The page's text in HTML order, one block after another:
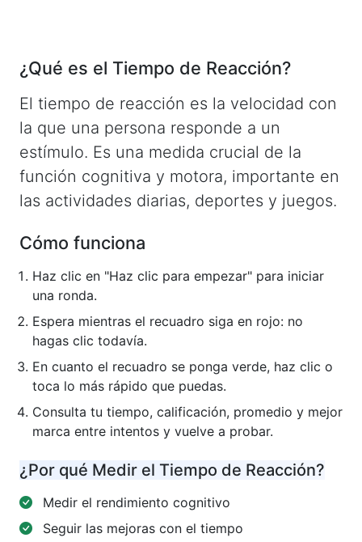
¿Qué es el Tiempo de Reacción?
El tiempo de reacción es la velocidad con
la que una persona responde a un
estímulo. Es una medida crucial de la
función cognitiva y motora, importante en
las actividades diarias, deportes y juegos.
Cómo funciona
Haz clic en "Haz clic para empezar" para iniciar
una ronda.
Espera mientras el recuadro siga en rojo: no
hagas clic todavía.
En cuanto el recuadro se ponga verde, haz clic o
toca lo más rápido que puedas.
Consulta tu tiempo, calificación, promedio y mejor
marca entre intentos y vuelve a probar.
¿Por qué Medir el Tiempo de Reacción?
Medir el rendimiento cognitivo
Seguir las mejoras con el tiempo